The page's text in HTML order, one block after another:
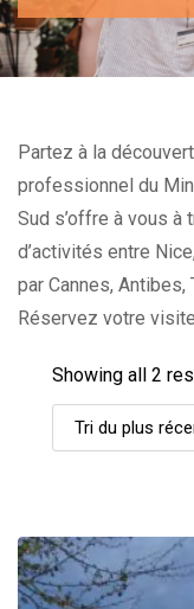
Partez à la
professionnel du
Sud s’offre à vous à
d’activités entre
par Cannes,
Réservez votre
Showing all 2